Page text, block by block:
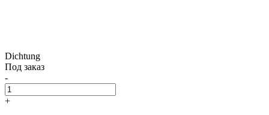
Dichtung
Под заказ
-
+